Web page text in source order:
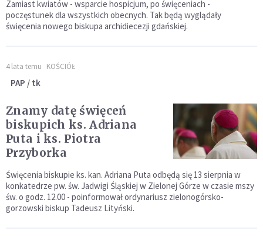
Zamiast kwiatów - wsparcie hospicjum, po święceniach -
poczęstunek dla wszystkich obecnych. Tak będą wyglądały
święcenia nowego biskupa archidiecezji gdańskiej.
4 lata temu KOŚCIÓŁ
PAP / tk
Znamy datę święceń
biskupich ks. Adriana
Puta i ks. Piotra
Przyborka
Święcenia biskupie ks. kan. Adriana Puta odbędą się 13 sierpnia w
konkatedrze pw. św. Jadwigi Śląskiej w Zielonej Górze w czasie mszy
św. o godz. 12.00 - poinformował ordynariusz zielonogórsko-
gorzowski biskup Tadeusz Lityński.